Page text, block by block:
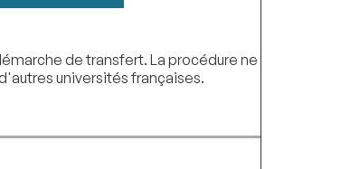
de transfert. La procédure ne
universités françaises.